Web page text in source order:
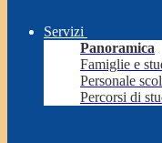
Servizi
Panoramica
Famiglie e
Personale
Percorsi di